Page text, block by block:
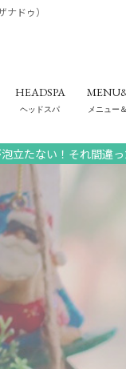
ドゥ）
HEADSPA
ヘッドスパ メニュー
立たない！それ間違